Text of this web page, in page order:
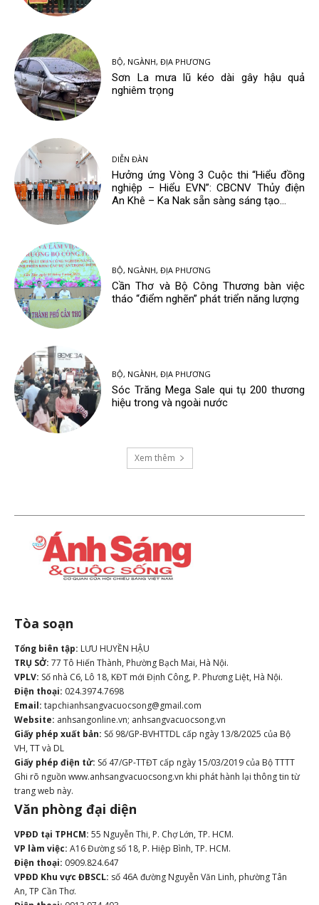
BỘ, NGÀNH, ĐỊA PHƯƠNG
Sơn La mưa lũ kéo dài gây hậu quả
nghiêm trọng
DIỄN ĐÀN
Hưởng ứng Vòng 3 Cuộc thi “Hiểu đồng
nghiệp – Hiểu EVN”: CBCNV Thủy điện
An Khê – Ka Nak sẵn sàng sáng tạo...
BỘ, NGÀNH, ĐỊA PHƯƠNG
Cần Thơ và Bộ Công Thương bàn việc
tháo “điểm nghẽn” phát triển năng lượng
BỘ, NGÀNH, ĐỊA PHƯƠNG
Sóc Trăng Mega Sale qui tụ 200 thương
hiệu trong và ngoài nước
Xem thêm
Tòa soạn
Tổng biên tập: LƯU HUYỀN HẬU
TRỤ SỞ: 77 Tô Hiến Thành, Phường Bạch Mai, Hà Nội.
VPLV: Số nhà C6, Lô 18, KĐT mới Định Công, P. Phương Liệt, Hà Nội.
Điện thoại: 024.3974.7698
Email: tapchianhsangvacuocsong@gmail.com
Website: anhsangonline.vn; anhsangvacuocsong.vn
Giấy phép xuất bản: Số 98/GP-BVHTTDL cấp ngày 13/8/2025 của Bộ
VH, TT và DL
Giấy phép điện tử: Số 47/GP-TTĐT cấp ngày 15/03/2019 của Bộ TTTT
Ghi rõ nguồn www.anhsangvacuocsong.vn khi phát hành lại thông tin từ
trang web này.
Văn phòng đại diện
VPĐD tại TPHCM: 55 Nguyễn Thi, P. Chợ Lớn, TP. HCM.
VP làm việc: A16 Đường số 18, P. Hiệp Bình, TP. HCM.
Điện thoại: 0909.824.647
VPĐD Khu vực ĐBSCL: số 46A đường Nguyễn Văn Linh, phường Tân
An, TP Cần Thơ.